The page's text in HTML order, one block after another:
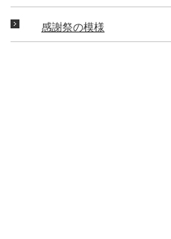
感謝祭の模様